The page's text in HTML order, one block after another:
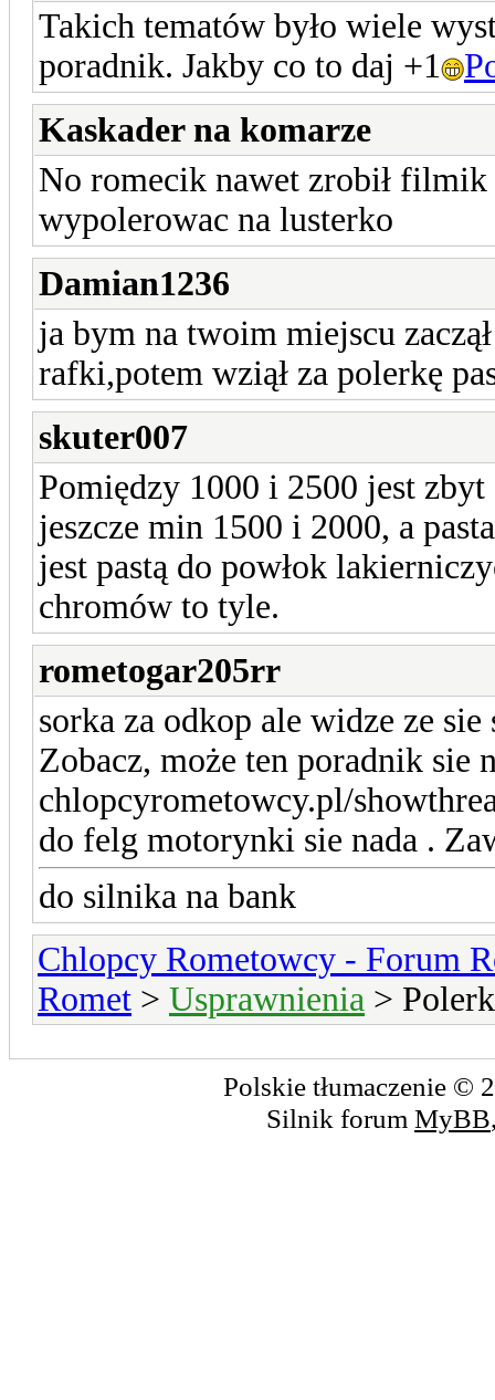
Takich tematów było wiele
poradnik. Jakby co to daj +1
Kaskader na komarze
No romecik nawet zrobił
wypolerowac na lusterko
Damian1236
ja bym na twoim miejscu
rafki,potem wziął za polerkę
skuter007
Pomiędzy 1000 i 2500 jest
jeszcze min 1500 i 2000, a
jest pastą do powłok
chromów to tyle.
rometogar205rr
sorka za odkop ale widze ze
Zobacz, może ten poradnik sie
chlopcyrometowcy.pl/
do felg motorynki sie nada .
do silnika na bank
Chlopcy Rometowcy - Forum
Romet > Usprawnienia >
Polskie tłumaczenie ©
Silnik forum MyBB